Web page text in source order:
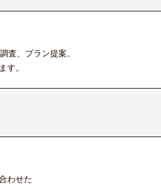
査、プラン提案。
す。
わせた